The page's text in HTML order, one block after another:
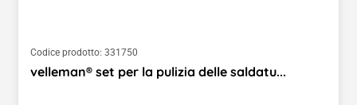
Codice prodotto: 331750
velleman® set per la pulizia delle saldatu...